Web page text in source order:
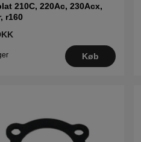
210C, 220Ac, 230Acx,
r160
Køb